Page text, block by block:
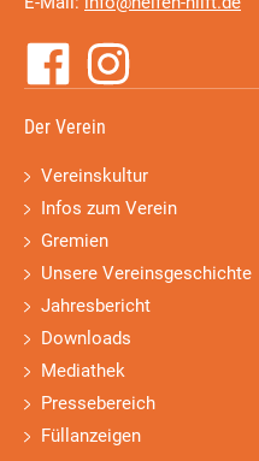
Der Verein
Vereinskultur
Infos zum Verein
Gremien
Unsere Vereinsgeschichte
Jahresbericht
Downloads
Mediathek
Pressebereich
Füllanzeigen